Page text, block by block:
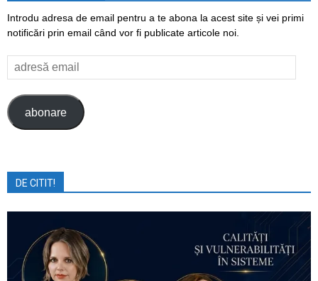
Introdu adresa de email pentru a te abona la acest site și vei primi
notificări prin email când vor fi publicate articole noi.
adresă
email
abonare
DE CITIT!